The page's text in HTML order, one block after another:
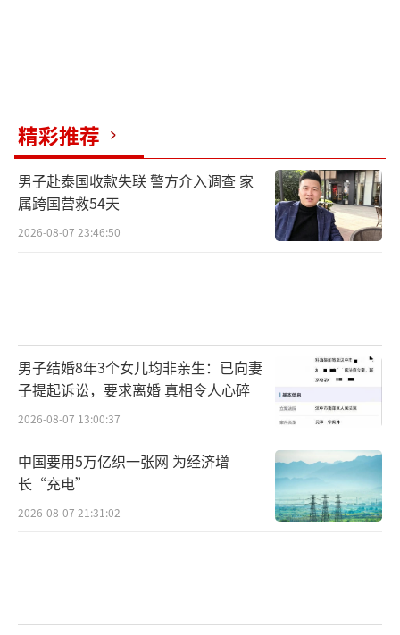
精彩推荐
男子赴泰国收款失联 警方介入调查 家
属跨国营救54天
2026-08-07 23:46:50
男子结婚8年3个女儿均非亲生：已向妻
子提起诉讼，要求离婚 真相令人心碎
2026-08-07 13:00:37
中国要用5万亿织一张网 为经济增
长“充电”
2026-08-07 21:31:02